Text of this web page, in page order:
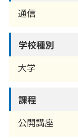
通信
学校種別
大学
課程
公開講座